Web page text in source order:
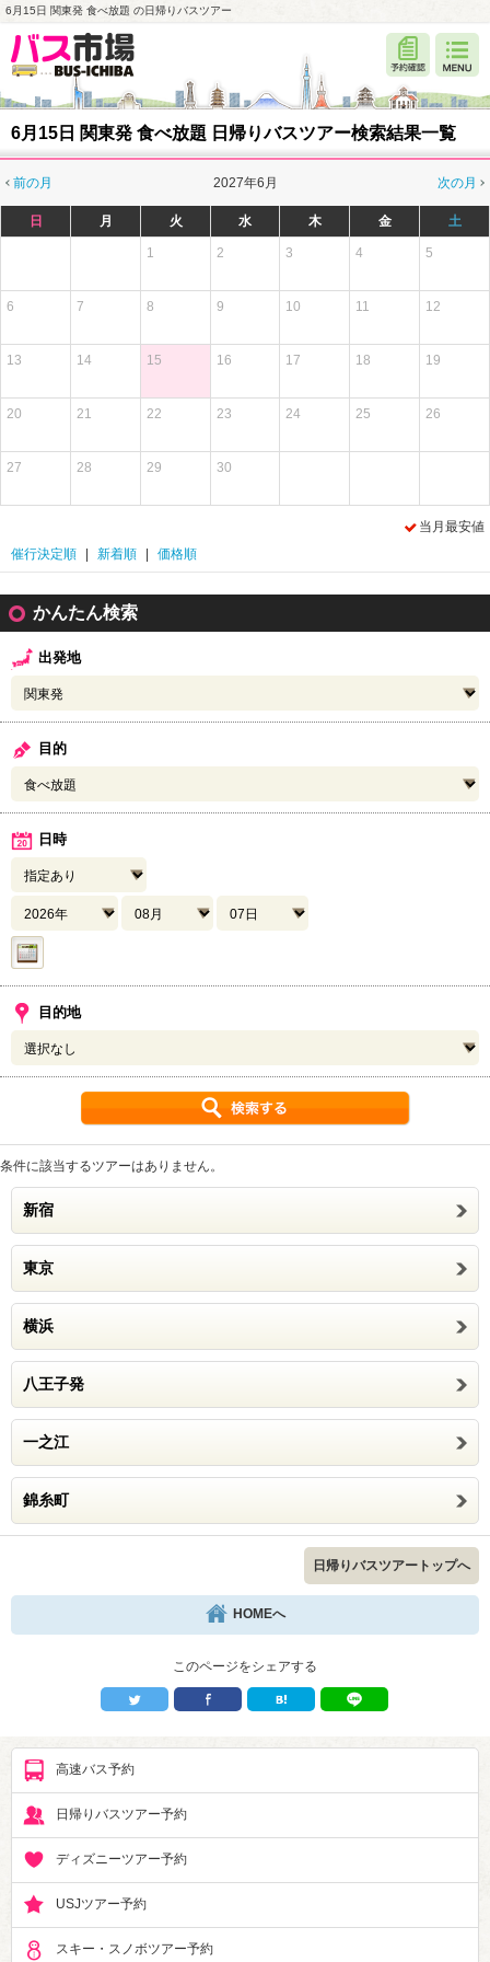
6月15日 関東発 食べ放題 の日帰りバスツアー
6月15日 関東発 食べ放題 日帰りバスツアー検索結果一覧
前の月 次の月
2027年6月
日 月 火 水 木 金 土
1 2 3 4 5
6 7 8 9 10 11 12
13 14 15 16 17 18 19
20 21 22 23 24 25 26
27 28 29 30
当月最安値
催行決定順
新着順 価格順
かんたん検索
出発地
目的
日時
目的地
条件に該当するツアーはありません。
新宿
東京
横浜
八王子発
一之江
錦糸町
日帰りバスツアートップへ
HOMEへ
このページをシェアする
高速バス予約
日帰りバスツアー予約
ディズニーツアー予約
USJツアー予約
スキー・スノボツアー予約